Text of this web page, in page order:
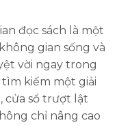
đọc sách là một
gian sống và
vời ngay trong
kiếm một giải
cửa sổ trượt lật
chỉ nâng cao